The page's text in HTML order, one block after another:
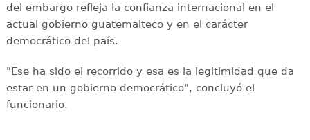
del embargo refleja la confianza internacional en el
actual gobierno guatemalteco y en el carácter
democrático del país.
"Ese ha sido el recorrido y esa es la legitimidad que da
estar en un gobierno democrático", concluyó el
funcionario.